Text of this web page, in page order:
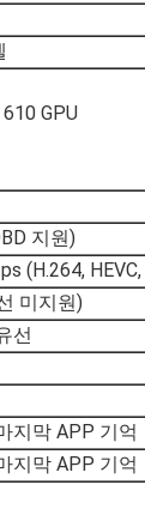
GPU
지원)
(H.264,
미지원)
선
지막 APP 기억
지막 APP 기억